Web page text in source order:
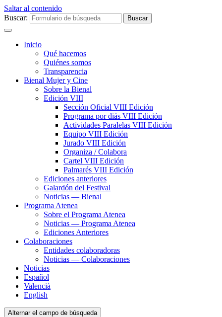
Saltar al contenido
Buscar:
Inicio
Qué hacemos
Quiénes somos
Transparencia
Bienal Mujer y Cine
Sobre la Bienal
Edición VIII
Sección Oficial VIII Edición
Programa por diás VIII Edición
Actividades Paralelas VIII Edición
Equipo VIII Edición
Jurado VIII Edición
Organiza / Colabora
Cartel VIII Edición
Palmarés VIII Edición
Ediciones anteriores
Galardón del Festival
Noticias — Bienal
Programa Atenea
Sobre el Programa Atenea
Noticias — Programa Atenea
Ediciones Anteriores
Colaboraciones
Entidades colaboradoras
Noticias — Colaboraciones
Noticias
Español
Valencià
English
Alternar el campo de búsqueda